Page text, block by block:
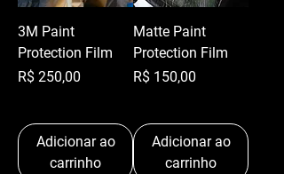
3M Paint
Protection Film
Preço
R$ 250,00
Adicionar ao
carrinho
Matte Paint
Protection Film
Preço
R$ 150,00
Adicionar ao
carrinho